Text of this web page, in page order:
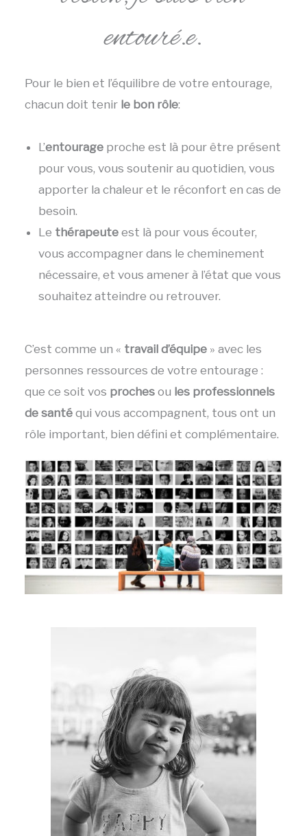
entouré.e.
Pour le bien et l’équilibre de votre entourage,
chacun doit tenir le bon rôle:
L’entourage proche est là pour être présent
pour vous, vous soutenir au quotidien, vous
apporter la chaleur et le réconfort en cas de
besoin.
Le thérapeute est là pour vous écouter,
vous accompagner dans le cheminement
nécessaire, et vous amener à l’état que vous
souhaitez atteindre ou retrouver.
C’est comme un « travail d’équipe » avec les
personnes ressources de votre entourage :
que ce soit vos prochesou les professionnels
de santé qui vous accompagnent, tous ont un
rôle important, bien défini et complémentaire.